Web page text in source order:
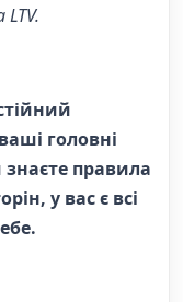
головні
знаєте правила
у вас є всі